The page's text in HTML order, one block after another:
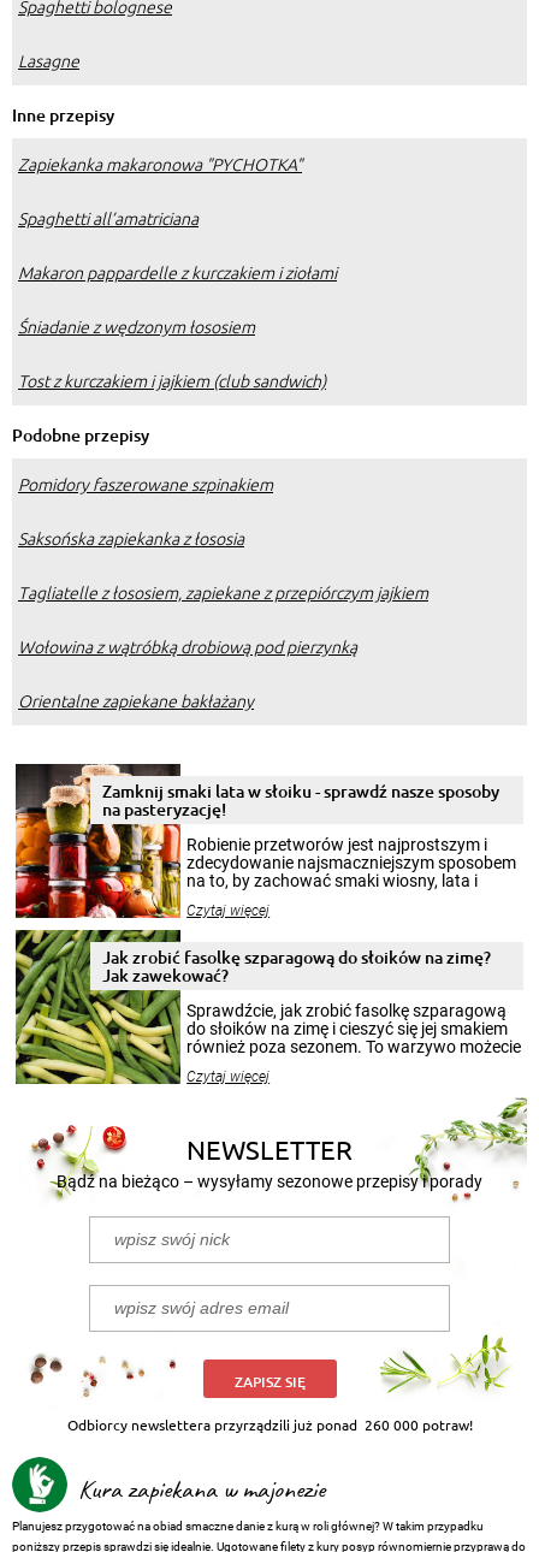
Spaghetti bolognese
Lasagne
Inne przepisy
Zapiekanka makaronowa "PYCHOTKA"
Spaghetti all’amatriciana
Makaron pappardelle z kurczakiem i ziołami
Śniadanie z wędzonym łososiem
Tost z kurczakiem i jajkiem (club sandwich)
Podobne przepisy
Pomidory faszerowane szpinakiem
Saksońska zapiekanka z łososia
Tagliatelle z łososiem, zapiekane z przepiórczym jajkiem
Wołowina z wątróbką drobiową pod pierzynką
Orientalne zapiekane bakłażany
Zamknij smaki lata w słoiku - sprawdź nasze sposoby
na pasteryzację!
Robienie przetworów jest najprostszym i
zdecydowanie najsmaczniejszym sposobem
na to, by zachować smaki wiosny, lata i
krajobrazów, by cieszyć nimi oko w sezonie
pełni poczuć atmosferę cieplejszych
miesięcy. Przygotowanie słoików ze
patenty, które pozwolą zachować świeżość
przetworów.
Czytaj więcej
Jak zrobić fasolkę szparagową do słoików na zimę?
Jak zawekować?
Sprawdźcie, jak zrobić fasolkę szparagową
do słoików na zimę i cieszyć się jej smakiem
również poza sezonem. To warzywo możecie
nasze propozycje!
Czytaj więcej
NEWSLETTER
Bądź na bieżąco – wysyłamy sezonowe przepisy i porady
ZAPISZ SIĘ
Odbiorcy newslettera przyrządzili już ponad 260 000 potraw!
Kura zapiekana w majonezie
Planujesz przygotować na obiad smaczne danie z kurą w roli głównej? W takim przypadku
poniższy przepis sprawdzi się idealnie. Ugotowane filety z kury posyp równomiernie przyprawą do